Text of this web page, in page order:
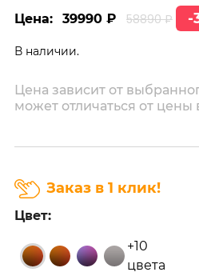
Цена: 39990 ₽ 58890 ₽ -
В наличии.
Цена зависит от
может отличаться от цены
Заказ в 1 клик!
Цвет:
+10
цвета